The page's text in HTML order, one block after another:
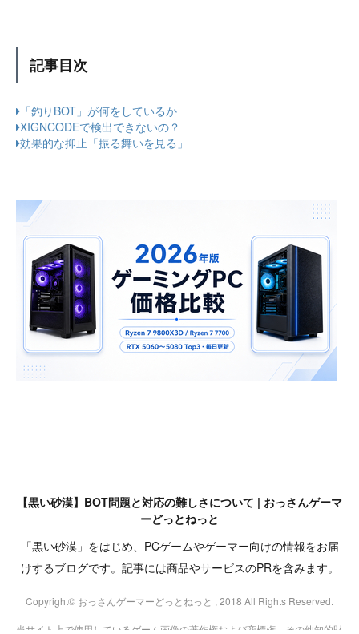
記事目次
「釣りBOT」が何をしているか
XIGNCODEで検出できないの？
効果的な抑止「振る舞いを見る」
【黒い砂漠】BOT問題と対応の難しさについて | おっさんゲーマ
ーどっとねっと
「黒い砂漠」をはじめ、PCゲームやゲーマー向けの情報をお届
けするブログです。記事には商品やサービスのPRを含みます。
Copyright© おっさんゲーマーどっとねっと , 2018 All Rights Reserved.
当サイト上で使用しているゲーム画像の著作権および商標権、その他知的財